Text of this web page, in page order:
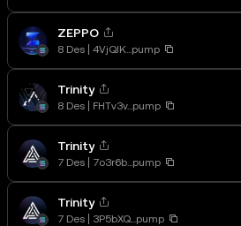
ZEPPO
8 Des 4VjQJK...pump
Trinity
8 Des FHTv3v...pump
Trinity
7 Des 7o3r6b...pump
Trinity
7 Des 3P5bXQ...pump